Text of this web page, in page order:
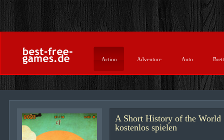
Action Adventure Auto
A Short History of the World
kostenlos spielen